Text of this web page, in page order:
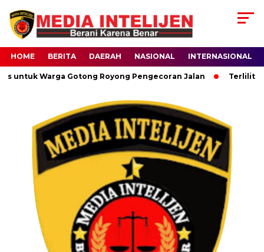
HOME BERITA DAERAH NASIONAL INTERNASIONAL
Warga Gotong Royong Pengecoran Jalan Terlilit